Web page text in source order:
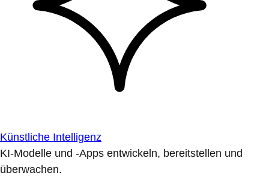
Künstliche Intelligenz
KI-Modelle und -Apps entwickeln, bereitstellen und
überwachen.